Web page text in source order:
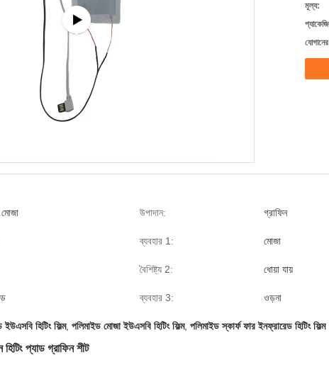
মূল্য:
উপাদান: গ্রাফিন
ব্যবহার 1: মোজা
বৈশিষ্ট্য 2: ধোয়া যায়
ব্যবহার 3: ওড়না
হিটিং ফিল্ম, পলিমাইড মোজা ইউএসবি হিটিং ফিল্ম, পলিমাইড স্কার্ফ ফার ইনফ্রারেড হিটিং ফিল্ম
হিটিং প্যাড গ্রাফিন শীট